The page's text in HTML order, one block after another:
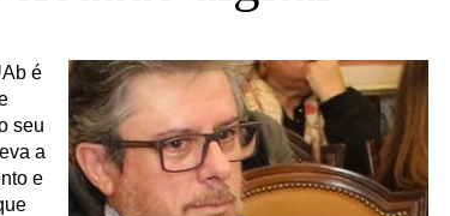
é
seu
a
e